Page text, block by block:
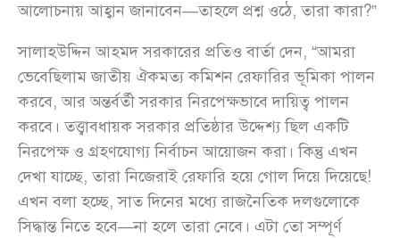
আলোচনায় আহ্বান জানাবেন—তাহলে প্রশ্ন ওঠে, তারা কারা?”
সালাহউদ্দিন আহমদ সরকারের প্রতিও বার্তা দেন, “আমরা
ভেবেছিলাম জাতীয় ঐকমত্য কমিশন রেফারির ভূমিকা পালন
করবে, আর অন্তর্বর্তী সরকার নিরপেক্ষভাবে দায়িত্ব পালন
করবে। তত্ত্বাবধায়ক সরকার প্রতিষ্ঠার উদ্দেশ্য ছিল একটি
নিরপেক্ষ ও গ্রহণযোগ্য নির্বাচন আয়োজন করা। কিন্তু এখন
দেখা যাচ্ছে, তারা নিজেরাই রেফারি হয়ে গোল দিয়ে দিয়েছে!
এখন বলা হচ্ছে, সাত দিনের মধ্যে রাজনৈতিক দলগুলোকে
সিদ্ধান্ত নিতে হবে—না হলে তারা নেবে। এটা তো সম্পূর্ণ